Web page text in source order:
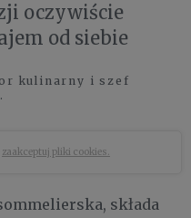
oczywiście
od siebie
kulinarny i szef
zaakceptuj pliki cookies.
składa